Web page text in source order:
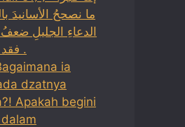
ما نصححُ الأسانيدَ
الدعاءِ الجليلِ
فقد
ia
dzatnya
Apakah begini